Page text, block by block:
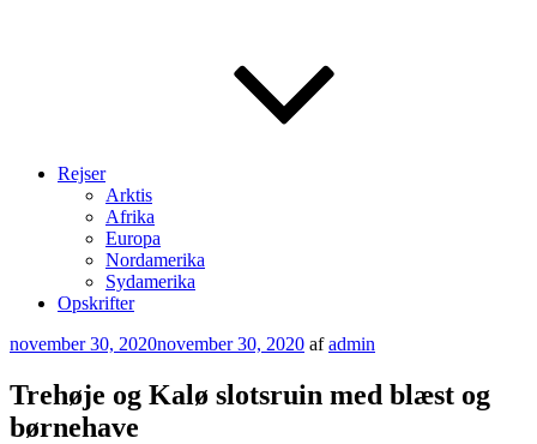
Rejser
Arktis
Afrika
Europa
Nordamerika
Sydamerika
Opskrifter
Udgivet
november 30, 2020november 30, 2020 afadmin
Trehøje og Kalø slotsruin med blæst og
børnehave